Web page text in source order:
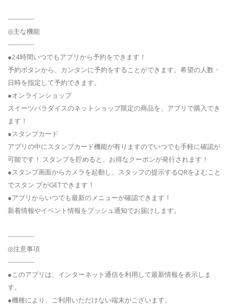
-------------
◎主な機能
-------------
●24時間いつでもアプリから予約をできます！
予約ボタンから、カンタンに予約をすることができます。希望の人数・
日時を指定して予約できます。
●オンラインショップ
スイーツパラダイスのネットショップ限定の商品を、アプリで購入でき
ます！
●スタンプカード
アプリの中にスタンプカード機能が有りますのでいつでも手軽に確認が
可能です！ スタンプを貯めると、お得なクーポンが発行されます！
●スタンプ画面からカメラを起動し、スタッフの提示するQRをよむこと
でスタン プがGETできます！
●アプリからいつでも最新のメニューが確認できます！
新着情報やイベント情報をプッシュ通知でお届けします。
-------------
◎注意事項
-------------
●このアプリは、インターネット通信を利用して最新情報を表示しま
す。
●機種により、ご利用いただけない端末がございます。